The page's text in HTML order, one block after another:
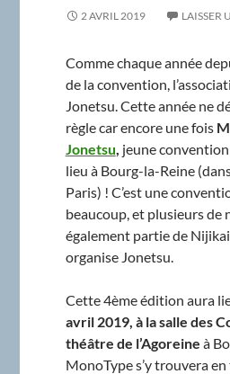
2 AVRIL 2019 LAISSER
Comme chaque année
de la convention,
Jonetsu. Cette année ne
règle car encore une fois
Jonetsu jeune
lieu à Bourg-la-Reine
Paris) ! C’est une
beaucoup, et plusieurs de
également partie de
organise Jonetsu.
Cette 4ème édition aura
avril 2019, à la salle des
théâtre de l’Agoreine à
MonoType s’y trouvera